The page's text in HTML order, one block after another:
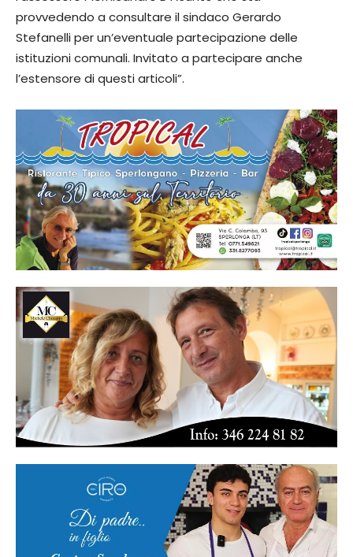
provvedendo a consultare il sindaco Gerardo
Stefanelli per un’eventuale partecipazione delle
istituzioni comunali. Invitato a partecipare anche
l’estensore di questi articoli”.